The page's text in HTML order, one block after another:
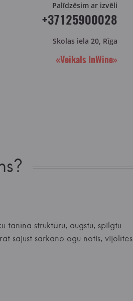
Palīdzēsim ar izvēli
+37125900028
Skolas iela 20, Rīga
«Veikals InWine»
tanīna struktūru, augstu, spilgtu
sajust sarkano ogu notis, vijolītes